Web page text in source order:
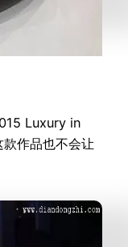
Luxury in
作品也不会让